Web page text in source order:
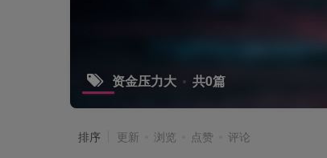
资金压力大 共0篇
排序 更新 浏览 点赞 评论